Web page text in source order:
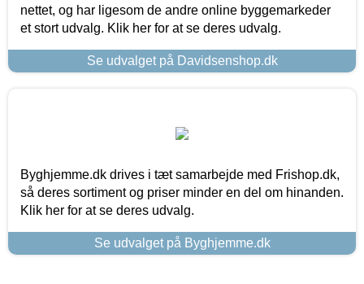
nettet, og har ligesom de andre online byggemarkeder
et stort udvalg. Klik her for at se deres udvalg.
Se udvalget på Davidsenshop.dk
Byghjemme.dk drives i tæt samarbejde med Frishop.dk,
så deres sortiment og priser minder en del om hinanden.
Klik her for at se deres udvalg.
Se udvalget på Byghjemme.dk